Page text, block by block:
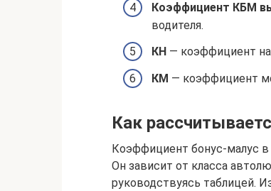
Коэффициент КБМ
водителя.
КН — коэффициент
КМ — коэффициент
Как
Коэффициент бонус-малус
Он зависит от класса
руководствуясь таблицей.